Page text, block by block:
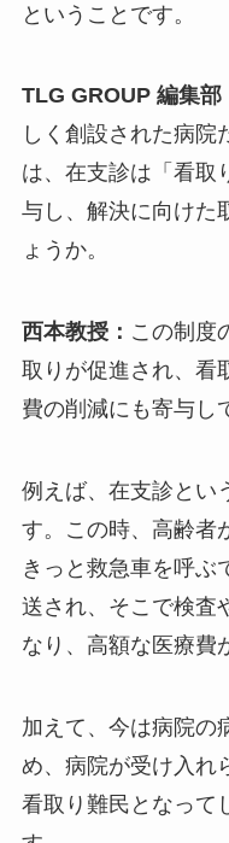
ということです。
TLG GROUP 編集部
しく創設された病院
は、在支診は「看取
与し、解決に向けた
ょうか。
西本教授： この制度
取りが促進され、看
費の削減にも寄与し
例えば、在支診とい
す。この時、高齢者
きっと救急車を呼ぶ
送され、そこで検査
なり、高額な医療費
加えて、今は病院の
め、病院が受け入れ
看取り難民となって